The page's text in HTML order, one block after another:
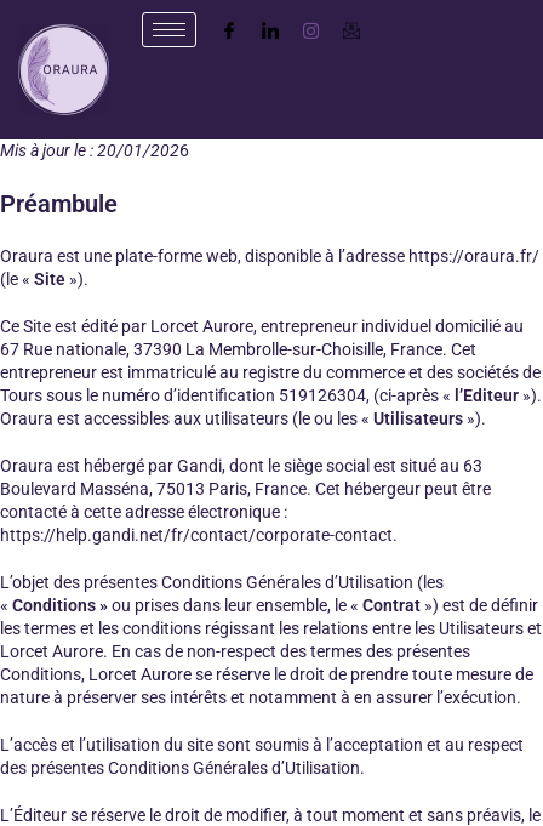
Mis à jour le : 20/01/2026
Préambule
Oraura est une plate-forme web, disponible à l’adresse https://oraura.fr/
(le « Site »).
Ce Site est édité par Lorcet Aurore, entrepreneur individuel domicilié au
67 Rue nationale, 37390 La Membrolle-sur-Choisille, France. Cet
entrepreneur est immatriculé au registre du commerce et des sociétés de
Tours sous le numéro d’identification 519126304, (ci-après « l’Editeur »).
Oraura est accessibles aux utilisateurs (le ou les « Utilisateurs »).
Oraura est hébergé par Gandi, dont le siège social est situé au 63
Boulevard Masséna, 75013 Paris, France. Cet hébergeur peut être
contacté à cette adresse électronique :
https://help.gandi.net/fr/contact/corporate-contact.
L’objet des présentes Conditions Générales d’Utilisation (les
« Conditions »ou prises dans leur ensemble, le « Contrat ») est de définir
les termes et les conditions régissant les relations entre les Utilisateurs et
Lorcet Aurore. En cas de non-respect des termes des présentes
Conditions, Lorcet Aurore se réserve le droit de prendre toute mesure de
nature à préserver ses intérêts et notamment à en assurer l’exécution.
L’accès et l’utilisation du site sont soumis à l’acceptation et au respect
des présentes Conditions Générales d’Utilisation.
L’Éditeur se réserve le droit de modifier, à tout moment et sans préavis, le